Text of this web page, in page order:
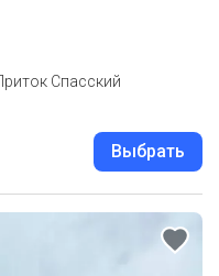
Спасский
Выбрать